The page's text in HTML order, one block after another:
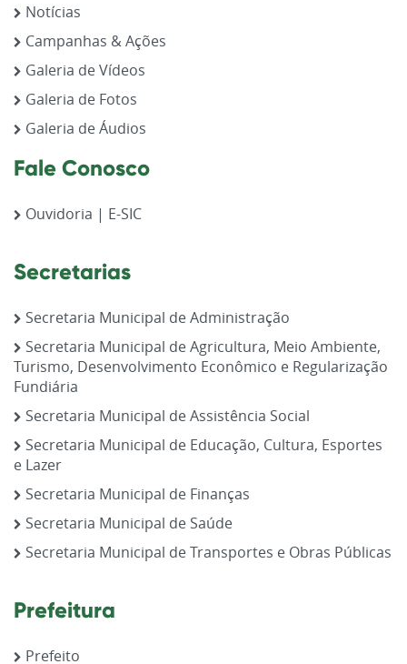
Notícias
Campanhas & Ações
Galeria de Vídeos
Galeria de Fotos
Galeria de Áudios
Fale Conosco
Ouvidoria | E-SIC
Secretarias
Secretaria Municipal de Administração
Secretaria Municipal de Agricultura, Meio Ambiente,
Turismo, Desenvolvimento Econômico e Regularização
Fundiária
Secretaria Municipal de Assistência Social
Secretaria Municipal de Educação, Cultura, Esportes
e Lazer
Secretaria Municipal de Finanças
Secretaria Municipal de Saúde
Secretaria Municipal de Transportes e Obras Públicas
Prefeitura
Prefeito